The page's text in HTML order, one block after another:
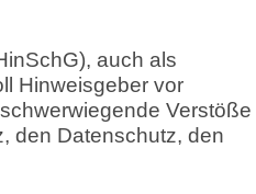
auch als
Hinweisgeber vor
Verstöße
den Datenschutz, den